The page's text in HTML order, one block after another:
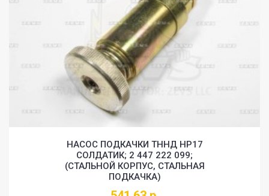
НАСОС ПОДКАЧКИ ТННД HP17
СОЛДАТИК; 2 447 222 099;
(СТАЛЬНОЙ КОРПУС, СТАЛЬНАЯ
ПОДКАЧКА)